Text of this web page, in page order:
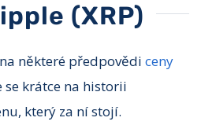
(XRP)
některé předpovědi ceny
se krátce na historii
který za ní stojí.